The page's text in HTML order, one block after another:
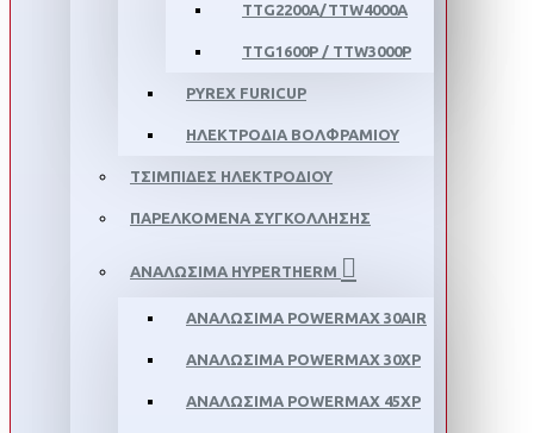
TTG2200A/TTW4000A
TTG1600P / TTW3000P
PYREX FURICUP
ΗΛΕΚΤΡΟΔΙΑ ΒΟΛΦΡΑΜΙΟΥ
ΤΣΙΜΠΙΔΕΣ ΗΛΕΚΤΡΟΔΙΟΥ
ΠΑΡΕΛΚΟΜΕΝΑ ΣΥΓΚΟΛΛΗΣΗΣ
ΑΝΑΛΩΣΙΜΑ HYPERTHERM
ΑΝΑΛΩΣΙΜΑ POWERMAX 30AIR
ΑΝΑΛΩΣΙΜΑ POWERMAX 30XP
ΑΝΑΛΩΣΙΜΑ POWERMAX 45XP